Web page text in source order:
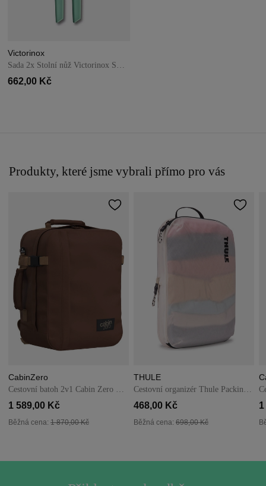
Victorinox
Sada 2x Stolní nůž Victorinox Swiss Modern 12 cm Mátový
662,00 Kč
Produkty, které jsme vybrali přímo pro vás
CabinZero
Cestovní batoh 2v1 Cabin Zero Classic Tech 28L Redwood
1 589,00 Kč
Běžná cena: 1 870,00 Kč
THULE
Cestovní organizér Thule PackingCube kompresní M bílý
468,00 Kč
Běžná cena: 698,00 Kč